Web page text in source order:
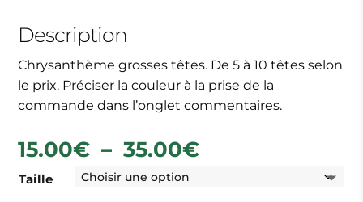
Description
Chrysanthème grosses têtes. De 5 à 10 têtes selon
le prix. Préciser la couleur à la prise de la
commande dans l’onglet commentaires.
15.00€ – 35.00€Plage
Taille